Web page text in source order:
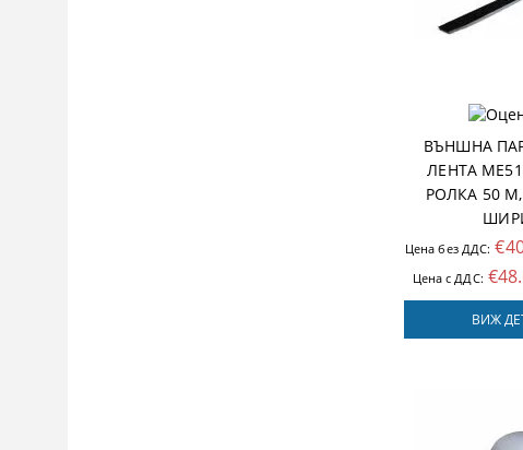
ВЪНШНА
ЛЕНТА
РОЛКА 50
Цена без ДДС:
Цена с ДДС:
ВИЖ